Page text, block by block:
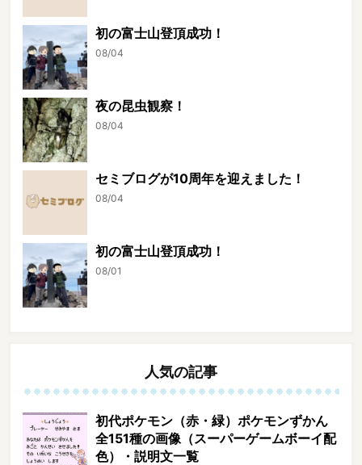
初の富士山登頂成功！
08/04
夜の昆虫観察！
08/04
セミブログが10周年を迎えました！
08/04
初の富士山登頂成功！
08/01
人気の記事
初代ポケモン（赤・緑）ポケモンずかん
全151種の画像（スーパーゲームボーイ配
色）・説明文一覧